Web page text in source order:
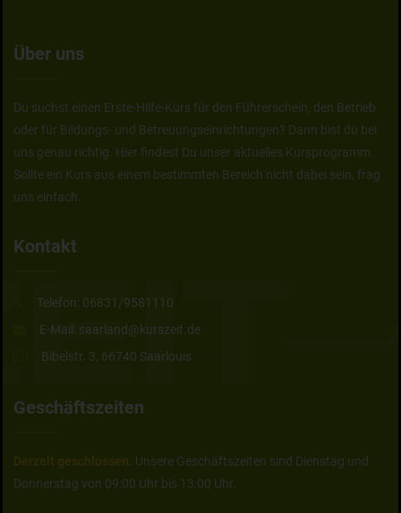
Über uns
Du suchst einen Erste-Hilfe-Kurs für den Führerschein, den Betrieb
oder für Bildungs- und Betreuungseinrichtungen? Dann bist du bei
uns genau richtig. Hier findest Du unser aktuelles Kursprogramm.
Sollte ein Kurs aus einem bestimmten Bereich nicht dabei sein, frag
uns einfach.
Kontakt
Telefon: 06831/9581110
E-Mail: saarland@kurszeit.de
Bibelstr. 3, 66740 Saarlouis
Geschäftszeiten
. Unsere Geschäftszeiten sind Dienstag und
Donnerstag von 09:00 Uhr bis 13:00 Uhr.